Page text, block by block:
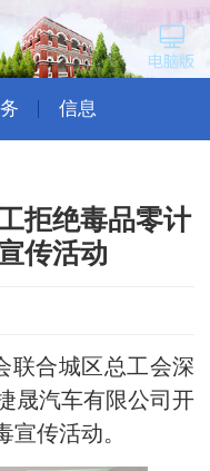
信息
拒绝毒品零计
传活动
合城区总工会深
晟汽车有限公司开
宣传活动。